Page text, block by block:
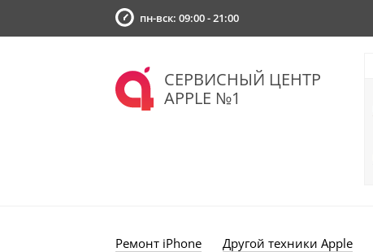
пн-вск: 09:00 - 21:00
СЕРВИСНЫЙ ЦЕНТР
APPLE №1
Ремонт iPhone Другой техники Apple